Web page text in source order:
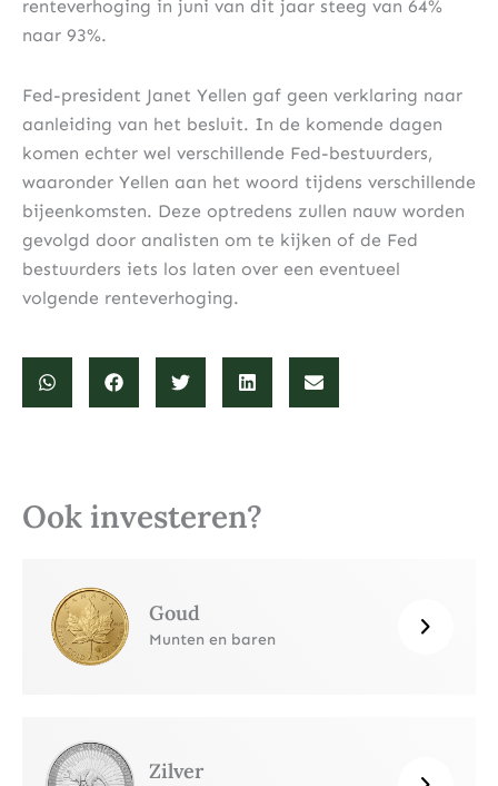
renteverhoging in juni van dit jaar steeg van 64%
naar 93%.
Fed-president Janet Yellen gaf geen verklaring naar
aanleiding van het besluit. In de komende dagen
komen echter wel verschillende Fed-bestuurders,
waaronder Yellen aan het woord tijdens verschillende
bijeenkomsten. Deze optredens zullen nauw worden
gevolgd door analisten om te kijken of de Fed
bestuurders iets los laten over een eventueel
volgende renteverhoging.
Ook investeren?
Goud
Munten en baren
Zilver